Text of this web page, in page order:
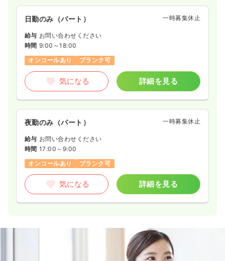
日勤のみ（パート） 一時募集休止
給与 お問い合わせください
時間 9:00～18:00
オンコールあり
ブランク可
気になる 詳細を見る
夜勤のみ（パート） 一時募集休止
給与 お問い合わせください
時間 17:00～9:00
オンコールあり
ブランク可
気になる 詳細を見る